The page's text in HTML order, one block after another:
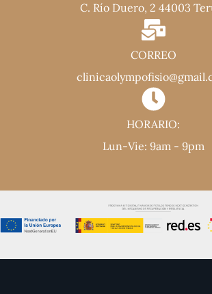
C. Río Duero, 2 44003
CORREO
HORARIO:
Lun-Vie: 9am - 9pm